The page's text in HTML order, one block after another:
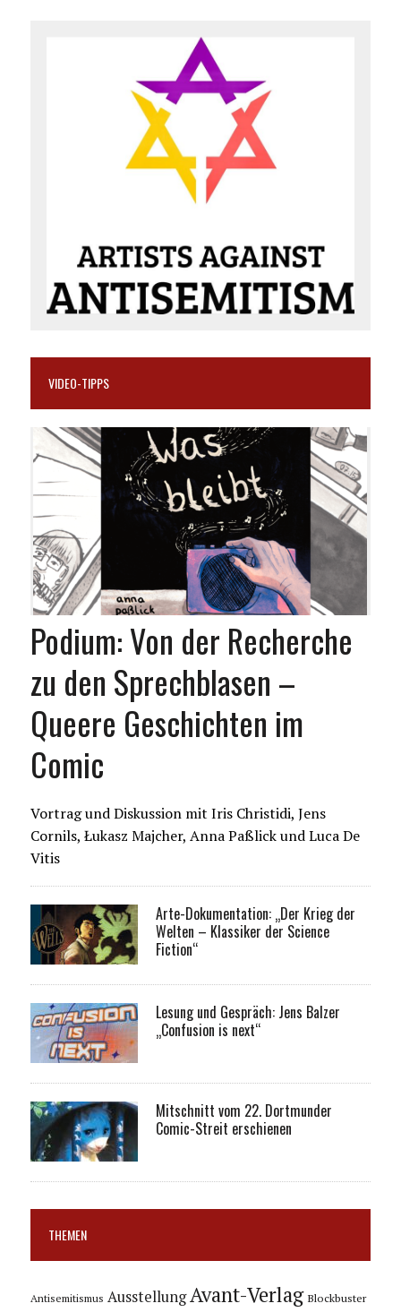
VIDEO-TIPPS
Podium: Von der Recherche
zu den Sprechblasen –
Queere Geschichten im
Comic
Vortrag und Diskussion mit Iris Christidi, Jens
Cornils, Łukasz Majcher, Anna Paßlick und Luca De
Vitis
Arte-Dokumentation: „Der Krieg der
Welten – Klassiker der Science
Fiction“
Lesung und Gespräch: Jens Balzer
„Confusion is next“
Mitschnitt vom 22. Dortmunder
Comic-Streit erschienen
THEMEN
Antisemitismus Ausstellung Avant-Verlag Blockbuster